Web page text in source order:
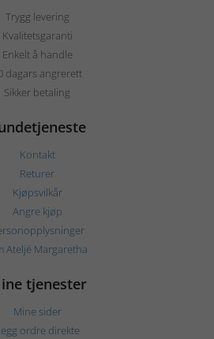
Trygg levering
Kvalitetsgaranti
Enkelt å handle
dagars angrerett
Sikker betaling
Kontakt
Returer
Kjøpsvilkår
Angre kjøp
Ateljé Margaretha
tjenester
Mine sider
ordre direkte